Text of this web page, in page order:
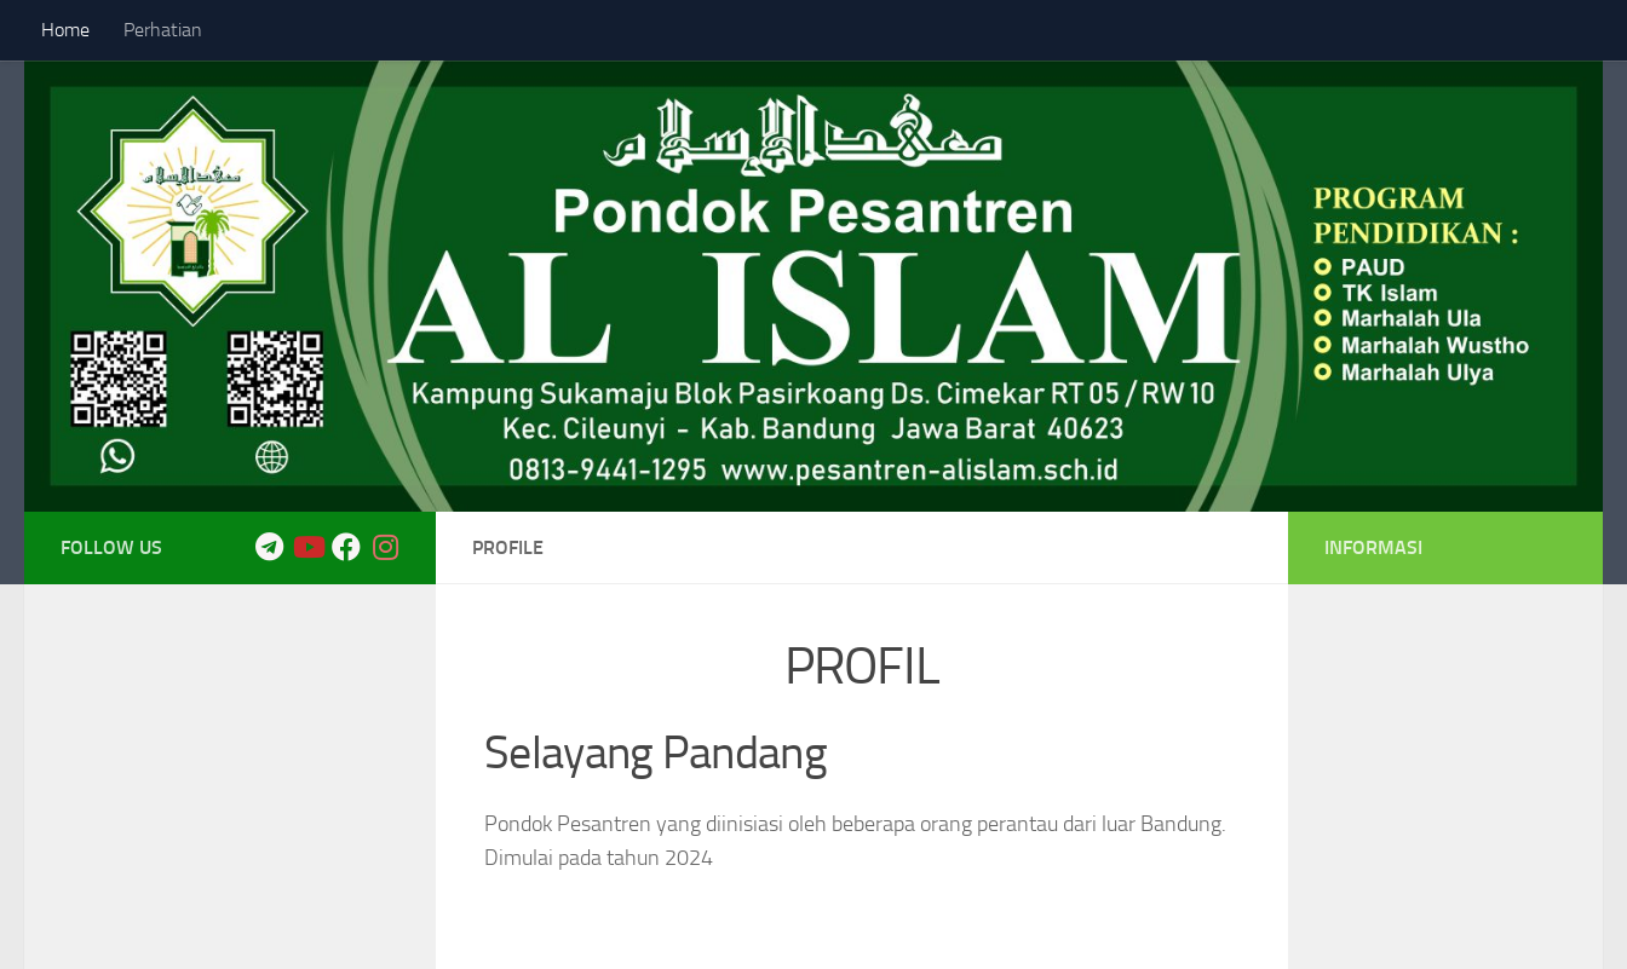
Skip to content
Home Perhatian
PROFILE
PROFIL
Selayang Pandang
Pondok Pesantren yang diinisiasi oleh beberapa orang perantau dari luar Bandung.
Dimulai pada tahun 2024
FOLLOW US INFORMASI